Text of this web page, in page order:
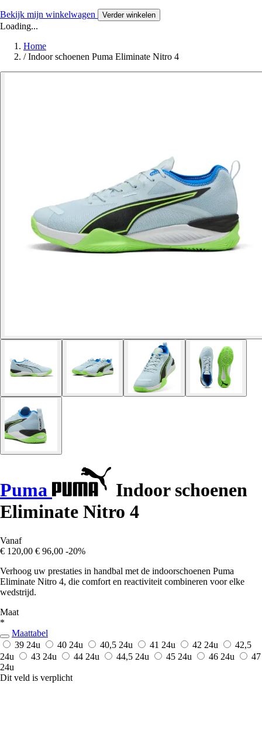
Bekijk mijn winkelwagen Verder winkelen
Loading...
Home
/ Indoor schoenen Puma Eliminate Nitro 4
Puma
Indoor schoenen
Eliminate Nitro 4
Vanaf
€ 120,00 € 96,00 -20%
Verhoog uw prestaties in handbal met de indoorschoenen Puma
Eliminate Nitro 4, die comfort en reactiviteit combineren voor elke
wedstrijd.
Maat
*
Maattabel
39 24u 40 24u 40,5 24u 41 24u 42 24u
42,5
24u
43 24u 44 24u 44,5 24u 45 24u 46 24u
47
24u
Dit veld is verplicht